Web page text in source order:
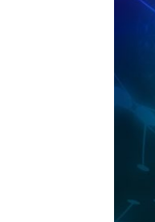
komentowania kolejnych